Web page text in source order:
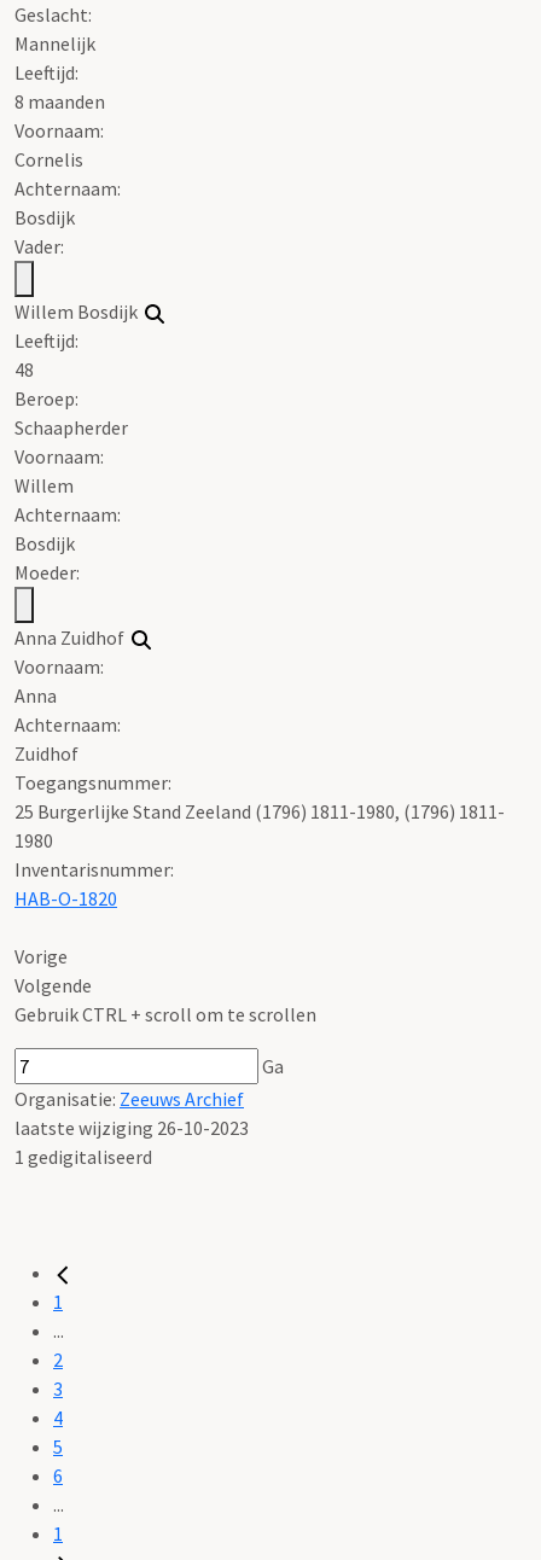
Geslacht:
Mannelijk
Leeftijd:
8 maanden
Voornaam:
Cornelis
Achternaam:
Bosdijk
Vader:
Willem Bosdijk
Leeftijd:
48
Beroep:
Schaapherder
Voornaam:
Willem
Achternaam:
Bosdijk
Moeder:
Anna Zuidhof
Voornaam:
Anna
Achternaam:
Zuidhof
Toegangsnummer:
25 Burgerlijke Stand Zeeland (1796) 1811-1980, (1796) 1811-
1980
Inventarisnummer:
HAB-O-1820
Vorige
Volgende
Gebruik CTRL + scroll om te scrollen
Ga
Organisatie: Zeeuws Archief
laatste wijziging 26-10-2023
1 gedigitaliseerd
1
...
2
3
4
5
6
...
1